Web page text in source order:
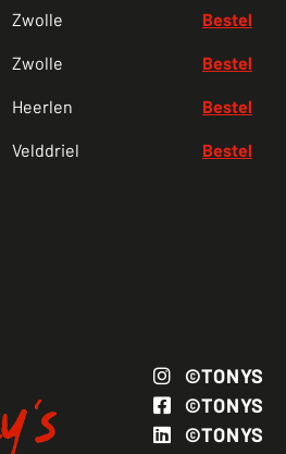
Zwolle Bestel
Zwolle Bestel
Heerlen Bestel
Velddriel Bestel
©TONYS
©TONYS
©TONYS